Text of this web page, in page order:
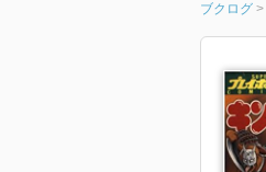
ブクログ >